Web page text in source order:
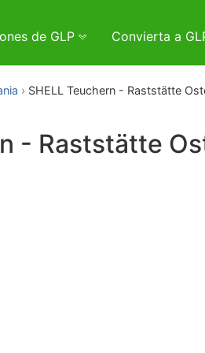
de GLP Convierta a
SHELL Teuchern - Raststätte
- Raststätte